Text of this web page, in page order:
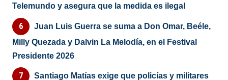
Telemundo y asegura que la medida es ilegal
Juan Luis Guerra se suma a Don Omar, Beéle,
Milly Quezada y Dalvin La Melodía, en el Festival
Presidente 2026
Santiago Matías exige que policías y militares